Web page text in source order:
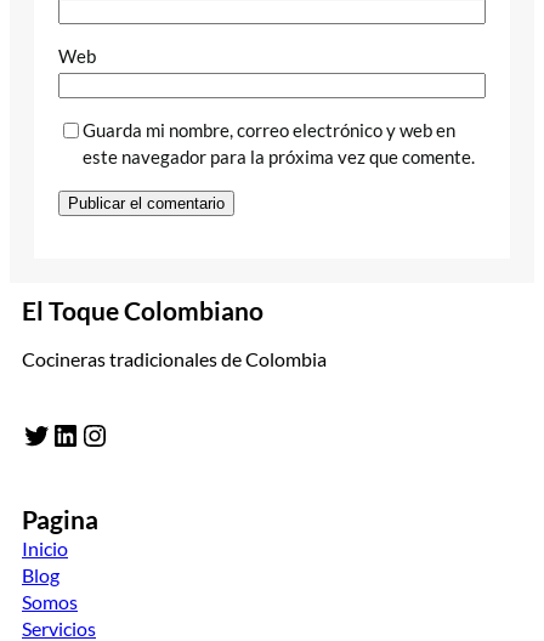
Web
Guarda mi nombre, correo electrónico y web en
este navegador para la próxima vez que comente.
El Toque Colombiano
Cocineras tradicionales de Colombia
Twitter LinkedIn Instagram
Pagina
Inicio
Blog
Somos
Servicios